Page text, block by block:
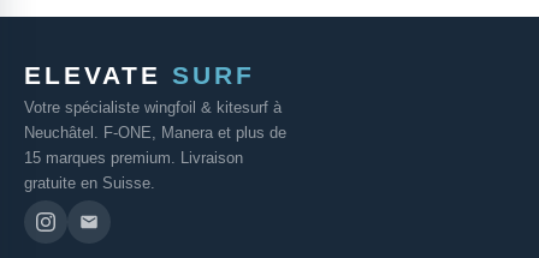
ELEVATE SURF
Votre spécialiste wingfoil & kitesurf à
Neuchâtel. F-ONE, Manera et plus de
15 marques premium. Livraison
gratuite en Suisse.